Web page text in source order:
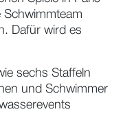
Schwimmteam
Dafür wird es
sechs Staffeln
und Schwimmer